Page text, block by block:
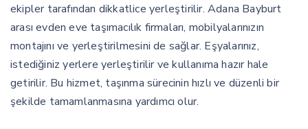
ekipler tarafından dikkatlice yerleştirilir. Adana Bayburt
arası evden eve taşımacılık firmaları, mobilyalarınızın
montajını ve yerleştirilmesini de sağlar. Eşyalarınız,
istediğiniz yerlere yerleştirilir ve kullanıma hazır hale
getirilir. Bu hizmet, taşınma sürecinin hızlı ve düzenli bir
şekilde tamamlanmasına yardımcı olur.